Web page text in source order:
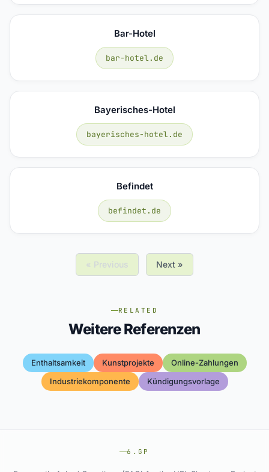
Bar-Hotel
bar-hotel.de
Bayerisches-Hotel
bayerisches-hotel.de
Befindet
befindet.de
« Previous Next »
RELATED
Weitere Referenzen
Enthaltsamkeit Kunstprojekte
Online-Zahlungen
Industriekomponente
Kündigungsvorlage
6.GP